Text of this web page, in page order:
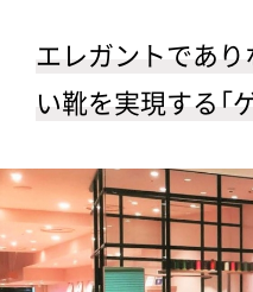
エレガントであ
い靴を実現する「